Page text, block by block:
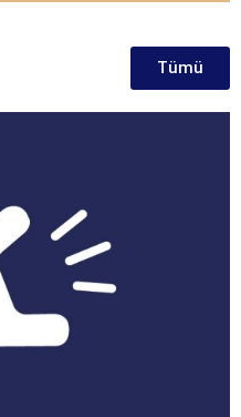
Tümü